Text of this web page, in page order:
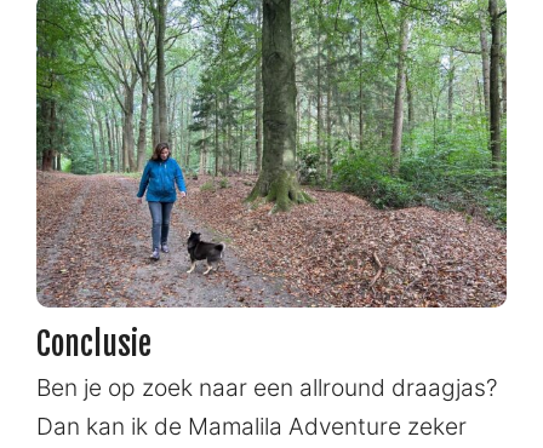
Conclusie
Ben je op zoek naar een allround draagjas?
Dan kan ik de Mamalila Adventure zeker